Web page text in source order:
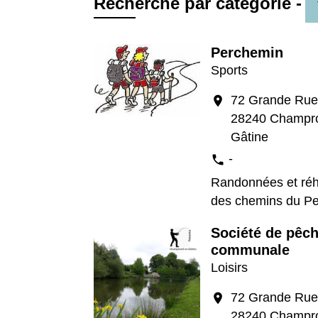
Perchemin
Sports
location_on
72 Grande Rue
28240
Gâtine
phone -
Randonnées et
des chemins du
Société de
communale
Loisirs
location_on
72 Grande Rue